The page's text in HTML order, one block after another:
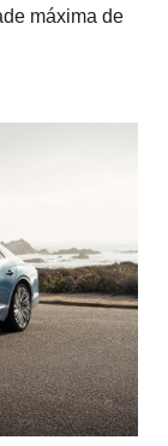
máxima de